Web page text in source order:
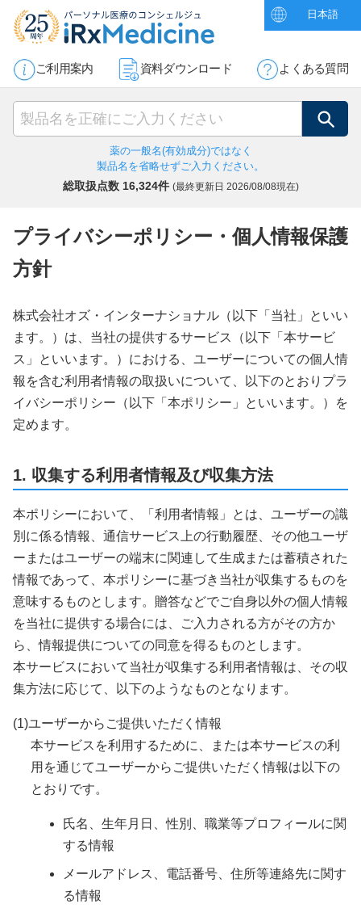
日本語
ご利用案内 資料ダウンロード よくある質問
検索
薬の一般名(有効成分)ではなく
製品名を省略せずご入力ください。
総取扱点数 16,324件 (最終更新日 2026/08/08現在)
プライバシーポリシー・個人情報保護
方針
株式会社オズ・インターナショナル（以下「当社」といい
ます。）は、当社の提供するサービス（以下「本サービ
ス」といいます。）における、ユーザーについての個人情
報を含む利用者情報の取扱いについて、以下のとおりプラ
イバシーポリシー（以下「本ポリシー」といいます。）を
定めます。
1. 収集する利用者情報及び収集方法
本ポリシーにおいて、「利用者情報」とは、ユーザーの識
別に係る情報、通信サービス上の行動履歴、その他ユーザ
ーまたはユーザーの端末に関連して生成または蓄積された
情報であって、本ポリシーに基づき当社が収集するものを
意味するものとします。贈答などでご自身以外の個人情報
を当社に提供する場合には、ご入力される方がその方か
ら、情報提供についての同意を得るものとします。
本サービスにおいて当社が収集する利用者情報は、その収
集方法に応じて、以下のようなものとなります。
(1)ユーザーからご提供いただく情報
本サービスを利用するために、または本サービスの利
用を通じてユーザーからご提供いただく情報は以下の
とおりです。
氏名、生年月日、性別、職業等プロフィールに関
する情報
メールアドレス、電話番号、住所等連絡先に関す
る情報